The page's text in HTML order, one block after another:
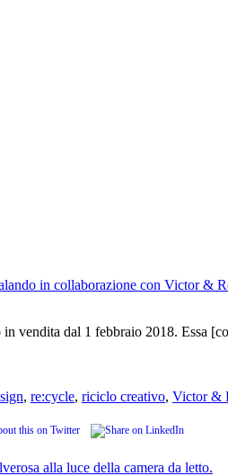
in collaborazione con Victor &
vendita dal 1 febbraio 2018. Essa
, re:cycle, riciclo creativo, Victor &
alla luce della camera da letto.